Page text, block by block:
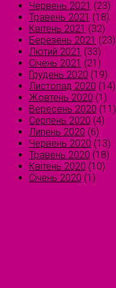
Червень 2021 (23)
Травень 2021 (18)
Квітень 2021 (32)
Березень 2021 (23)
Лютий 2021 (33)
Січень 2021 (21)
Грудень 2020 (19)
Листопад 2020 (14)
Жовтень 2020 (1)
Вересень 2020 (11)
Серпень 2020 (4)
Липень 2020 (6)
Червень 2020 (13)
Травень 2020 (18)
Квітень 2020 (10)
Січень 2020 (1)